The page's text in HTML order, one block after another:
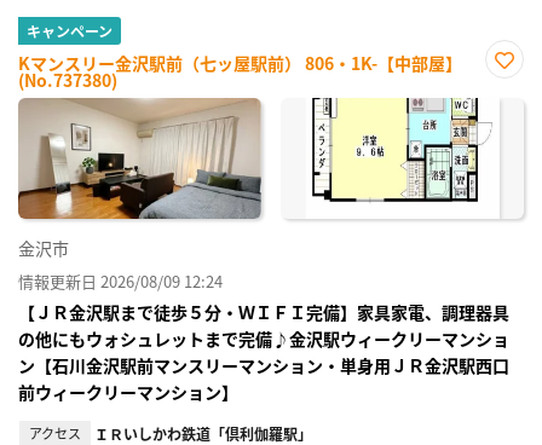
キャンペーン
Kマンスリー金沢駅前（七ッ屋駅前） 806・1K-【中部屋】
(No.737380)
に入
り登
録
金沢市
情報更新日 2026/08/09 12:24
【ＪＲ金沢駅まで徒歩５分・ＷＩＦＩ完備】家具家電、調理器具
の他にもウォシュレットまで完備♪金沢駅ウィークリーマンショ
ン【石川金沢駅前マンスリーマンション・単身用ＪＲ金沢駅西口
前ウィークリーマンション】
アクセス ＩＲいしかわ鉄道「倶利伽羅駅」